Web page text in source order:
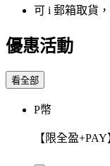
可 i 郵箱取貨
優惠活動
看全部
P幣
【限全盈